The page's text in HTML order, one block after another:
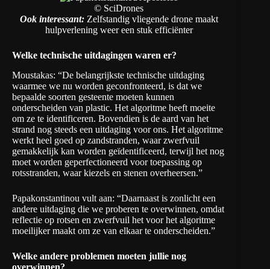
© SciDrones
Ook interessant: Zelfstandig vliegende drone maakt
hulpverlening weer een stuk efficiënter
Welke technische uitdagingen waren er?
Moustakas: “De belangrijkste technische uitdaging
waarmee we nu worden geconfronteerd, is dat we
bepaalde soorten gesteente moeten kunnen
onderscheiden van plastic. Het algoritme heeft moeite
om ze te identificeren. Bovendien is de aard van het
strand nog steeds een uitdaging voor ons. Het algoritme
werkt heel goed op zandstranden, waar zwerfvuil
gemakkelijk kan worden geïdentificeerd, terwijl het nog
moet worden geperfectioneerd voor toepassing op
rotsstranden, waar kiezels en stenen overheersen.”
Papakonstantinou vult aan: “Daarnaast is zonlicht een
andere uitdaging die we proberen te overwinnen, omdat
reflectie op rotsen en zwerfvuil het voor het algoritme
moeilijker maakt om ze van elkaar te onderscheiden.”
Welke andere problemen moeten jullie nog